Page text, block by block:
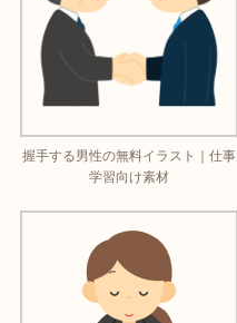
握手する男性の無料イラスト｜仕事
学習向け素材